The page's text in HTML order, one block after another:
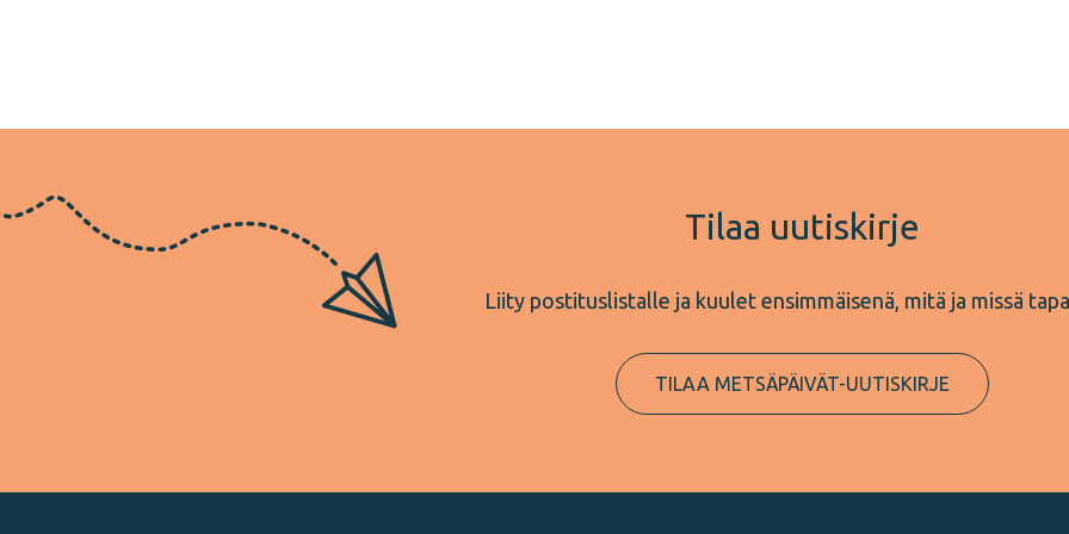
Tilaa uutiskirje
Liity postituslistalle ja kuulet ensimmäisenä, mitä ja missä
TILAA METSÄPÄIVÄT-UUTISKIRJE